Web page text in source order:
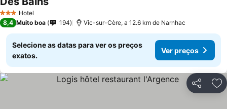
3 EstrelasHotel
Ver preços
8,4 Muito boa 194 Vic-sur-Cère, a 12.6 km de Narnhac
Selecione as datas para ver os preços
exatos.
Ver preços
Partilhar